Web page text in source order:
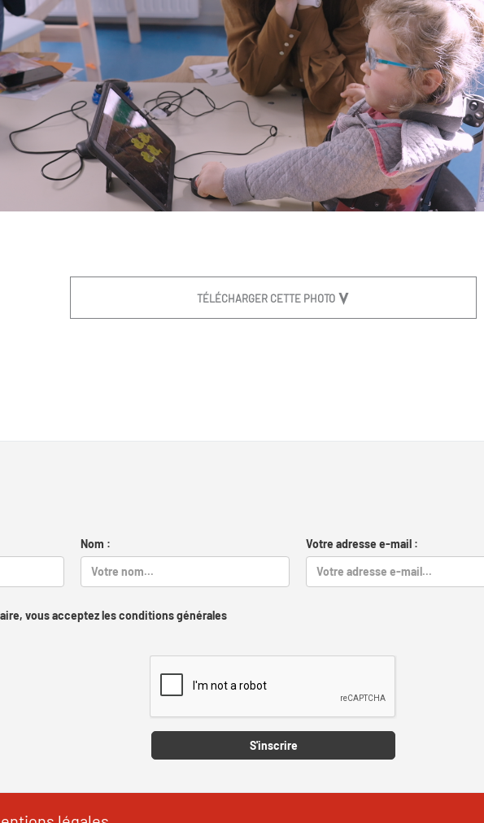
TÉLÉCHARGER CETTE PHOTO
Nom : Votre adresse e-mail :
vous acceptez les conditions générales
S'inscrire